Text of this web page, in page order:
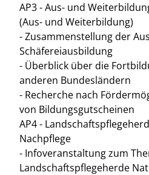
AP3 - Aus- und
(Aus- und Weiterbildung)
- Zusammenstellung der
Schäfereiausbildung
- Überblick über die
anderen Bundesländern
- Recherche nach
von Bildungsgutscheinen
AP4 -
Nachpflege
- Infoveranstaltung zum
Landschaftspflegeherde